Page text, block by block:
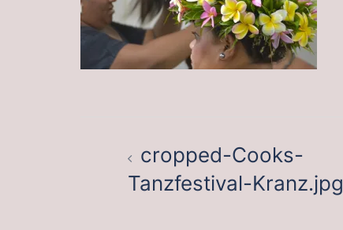
cropped-Cooks-
Tanzfestival-Kranz.jpg